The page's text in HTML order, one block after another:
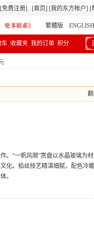
免费注册] . [首页] [我的东方帐户] [
繁體版
车 收藏夹 我的订单 积分
翻
“一帆风顺”赏盘以水晶玻璃为材
化。掐丝技艺精湛细腻，配色冷
。